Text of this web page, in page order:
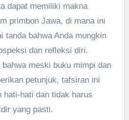
dapat memiliki makna
primbon Jawa, di mana ini
tanda bahwa Anda mungkin
dan refleksi diri.
meski buku mimpi dan
petunjuk, tafsiran ini
hati-hati dan tidak harus
yang pasti.